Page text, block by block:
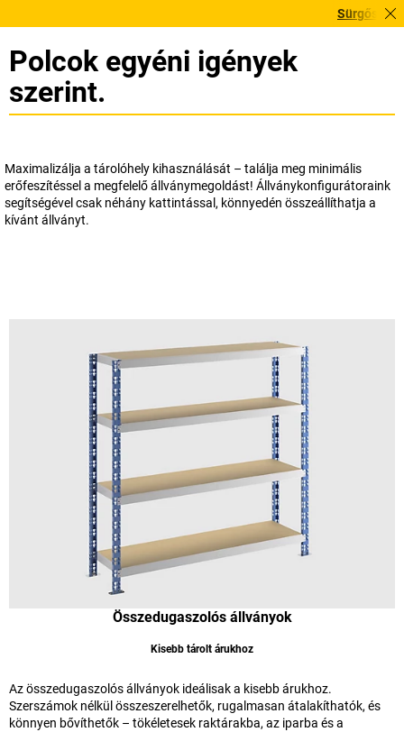
Sürgősen
Polcok egyéni igények
szerint.
Maximalizálja a tárolóhely kihasználását – találja meg minimális
erőfeszítéssel a megfelelő állványmegoldást! Állványkonfigurátoraink
segítségével csak néhány kattintással, könnyedén összeállíthatja a
kívánt állványt.
Összedugaszolós állványok
Kisebb tárolt árukhoz
Az összedugaszolós állványok ideálisak a kisebb árukhoz.
Szerszámok nélkül összeszerelhetők, rugalmasan átalakíthatók, és
könnyen bővíthetők – tökéletesek raktárakba, az iparba és a